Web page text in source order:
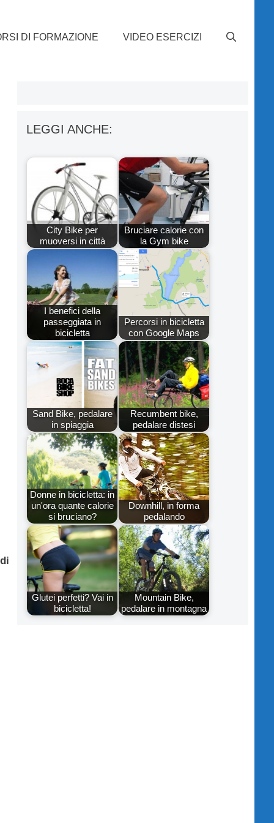
DI FORMAZIONE VIDEO ESERCIZI
LEGGI ANCHE:
City Bike per
muoversi in città
Bruciare calorie con
la Gym bike
I benefici della
passeggiata in
bicicletta
Percorsi in bicicletta
con Google Maps
Sand Bike, pedalare
in spiaggia
Recumbent bike,
pedalare distesi
Donne in bicicletta: in
un'ora quante calorie
si bruciano?
Downhill, in forma
pedalando
Glutei perfetti? Vai in
bicicletta!
Mountain Bike,
pedalare in montagna